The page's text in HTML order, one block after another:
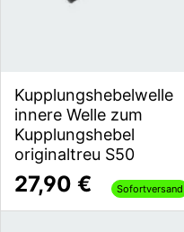
Kupplungshebelwelle
innere Welle zum
Kupplungshebel
originaltreu S50
27,90 € Sofortversand